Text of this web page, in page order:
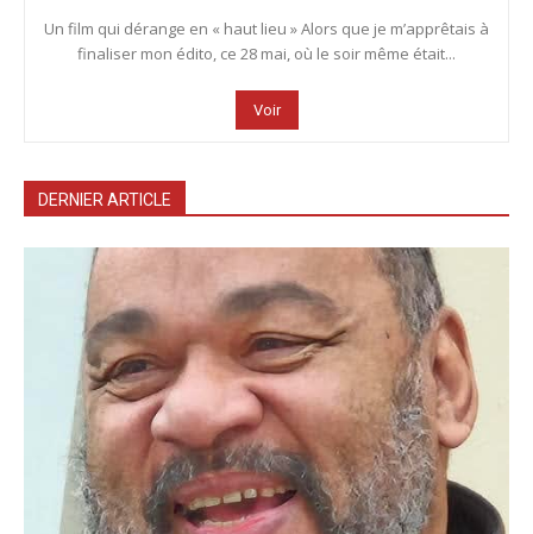
Un film qui dérange en « haut lieu » Alors que je m’apprêtais à
finaliser mon édito, ce 28 mai, où le soir même était...
Voir
DERNIER ARTICLE